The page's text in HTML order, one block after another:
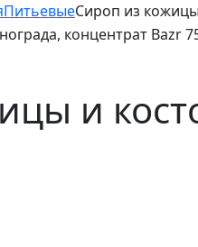
ПитьевыеСироп из
и